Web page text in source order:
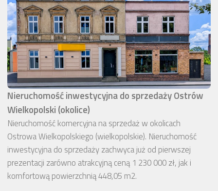
Nieruchomość inwestycyjna do sprzedaży Ostrów
Wielkopolski (okolice)
Nieruchomość komercyjna na sprzedaż w okolicach
Ostrowa Wielkopolskiego (wielkopolskie). Nieruchomość
inwestycyjna do sprzedaży zachwyca już od pierwszej
prezentacji zarówno atrakcyjną ceną 1 230 000 zł, jak i
komfortową powierzchnią 448,05 m2.